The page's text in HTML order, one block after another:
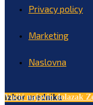
Privacy policy
Marketing
Naslovna
Izbor urednika
Vučić najavio dolazak